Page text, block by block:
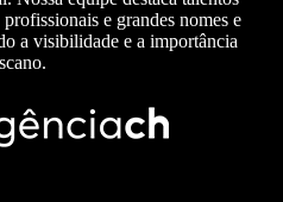
e grandes nomes e
a visibilidade e a importância